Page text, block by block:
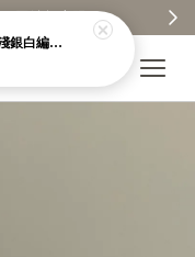
回饋無上限 ✨
𝐧𝐞𝐰𝐚𝐧𝐚【S925義大利精工】淺銀白編織紋寬版戒指｜粗戒指｜顯白｜開口戒｜現貨＋預購【n919】